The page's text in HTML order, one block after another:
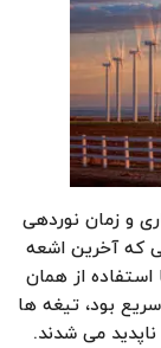
و زمان نوردهی
که آخرین اشعه
از همان
بود، تیغه ها
می شدند.